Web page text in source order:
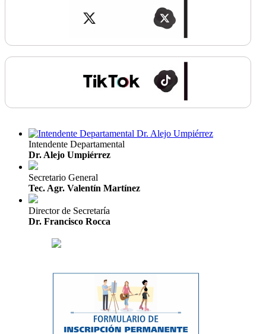
Intendente Departamental
Dr. Alejo Umpiérrez
Secretario General
Tec. Agr. Valentín Martínez
Director de Secretaría
Dr. Francisco Rocca